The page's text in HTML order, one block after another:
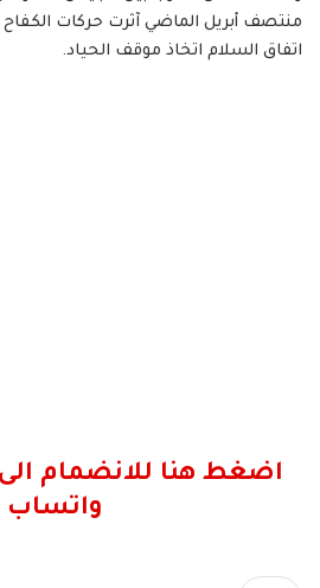
منتصف أبريل الماضي آثرت حركات
اتفاق السلام اتخاذ موقف الحياد.
اضغط هنا للانضمام
واتساب